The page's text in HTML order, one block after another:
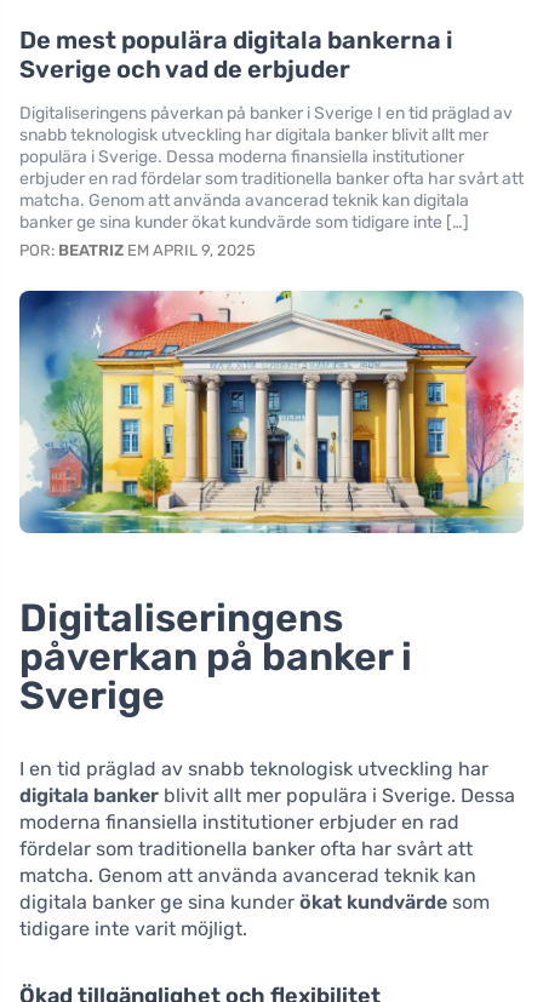
De mest populära digitala bankerna i
Sverige och vad de erbjuder
Digitaliseringens påverkan på banker i Sverige I en tid präglad av
snabb teknologisk utveckling har digitala banker blivit allt mer
populära i Sverige. Dessa moderna finansiella institutioner
erbjuder en rad fördelar som traditionella banker ofta har svårt att
matcha. Genom att använda avancerad teknik kan digitala
banker ge sina kunder ökat kundvärde som tidigare inte […]
POR: BEATRIZ EM APRIL 9, 2025
Digitaliseringens
påverkan på banker i
Sverige
I en tid präglad av snabb teknologisk utveckling har
digitala banker blivit allt mer populära i Sverige. Dessa
moderna finansiella institutioner erbjuder en rad
fördelar som traditionella banker ofta har svårt att
matcha. Genom att använda avancerad teknik kan
digitala banker ge sina kunder ökat kundvärde som
tidigare inte varit möjligt.
Ökad tillgänglighet och flexibilitet